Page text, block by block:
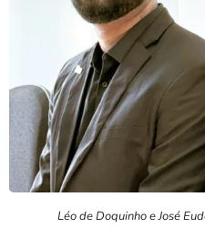
Léo de Doquinho e José